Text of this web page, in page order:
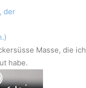
der
Masse, die ich
habe.